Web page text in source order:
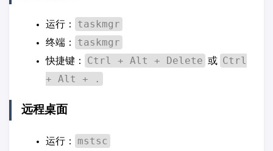
运行： taskmgr
终端： taskmgr
快捷键： Ctrl + Alt + Delete 或 Ctrl
+ Alt + .
远程桌面
运行： mstsc